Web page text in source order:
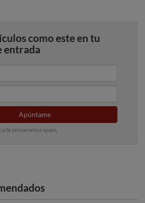
como este en tu
entrada
Apúntame
te enviaremos spam.